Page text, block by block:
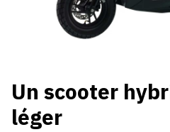
Un scooter
léger